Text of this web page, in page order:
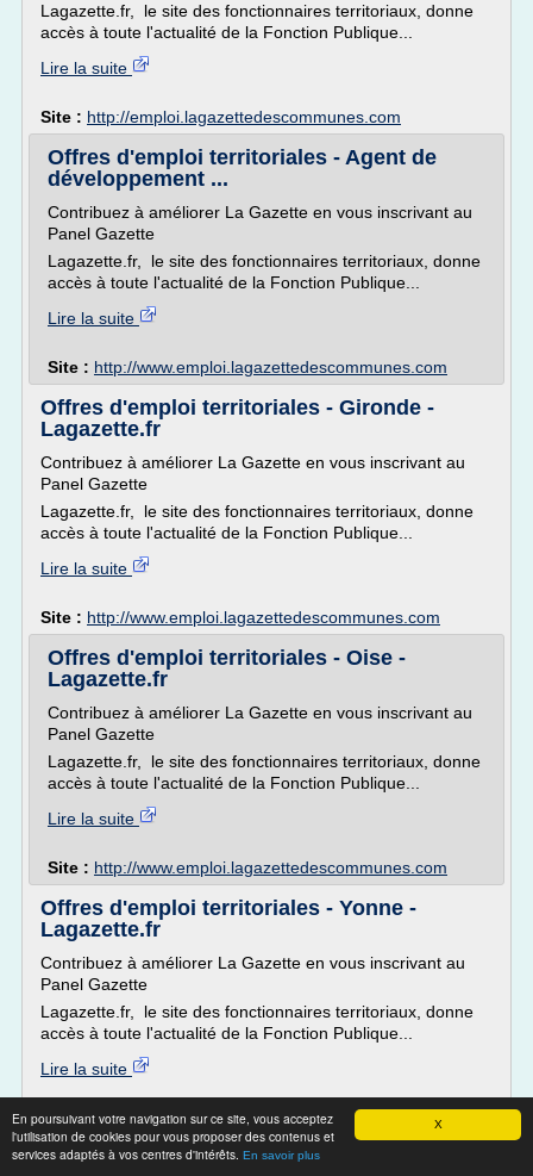
X
En poursuivant votre navigation sur ce site, vous acceptez
l'utilisation de cookies pour vous proposer des contenus et
services adaptés à vos centres d'intérêts. En savoir plus
Lagazette.fr, le site des fonctionnaires territoriaux, donne
accès à toute l'actualité de la Fonction Publique...
Lire la suite
Site : http://emploi.lagazettedescommunes.com
Offres d'emploi territoriales - Agent de
développement ...
Contribuez à améliorer La Gazette en vous inscrivant au
Panel Gazette
Lagazette.fr, le site des fonctionnaires territoriaux, donne
accès à toute l'actualité de la Fonction Publique...
Lire la suite
Site : http://www.emploi.lagazettedescommunes.com
Offres d'emploi territoriales - Gironde -
Lagazette.fr
Contribuez à améliorer La Gazette en vous inscrivant au
Panel Gazette
Lagazette.fr, le site des fonctionnaires territoriaux, donne
accès à toute l'actualité de la Fonction Publique...
Lire la suite
Site : http://www.emploi.lagazettedescommunes.com
Offres d'emploi territoriales - Oise -
Lagazette.fr
Contribuez à améliorer La Gazette en vous inscrivant au
Panel Gazette
Lagazette.fr, le site des fonctionnaires territoriaux, donne
accès à toute l'actualité de la Fonction Publique...
Lire la suite
Site : http://www.emploi.lagazettedescommunes.com
Offres d'emploi territoriales - Yonne -
Lagazette.fr
Contribuez à améliorer La Gazette en vous inscrivant au
Panel Gazette
Lagazette.fr, le site des fonctionnaires territoriaux, donne
accès à toute l'actualité de la Fonction Publique...
Lire la suite
Site :http://www.emploi.lagazettedescommunes.com
Devenir contractuel : mode d’emploi